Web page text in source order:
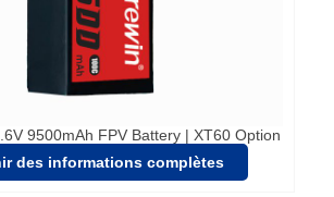
9500mAh FPV Battery | XT60 Option
des informations complètes